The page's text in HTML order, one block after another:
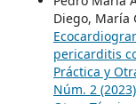
Diego, María
pericarditis
Práctica y
Núm. 2